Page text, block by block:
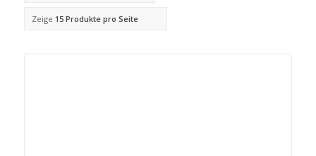
Zeige 15 Produkte pro Seite